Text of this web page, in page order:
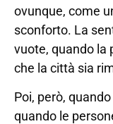
ovunque, come
sconforto. La
vuote, quando la
che la città sia
Poi, però,
quando le